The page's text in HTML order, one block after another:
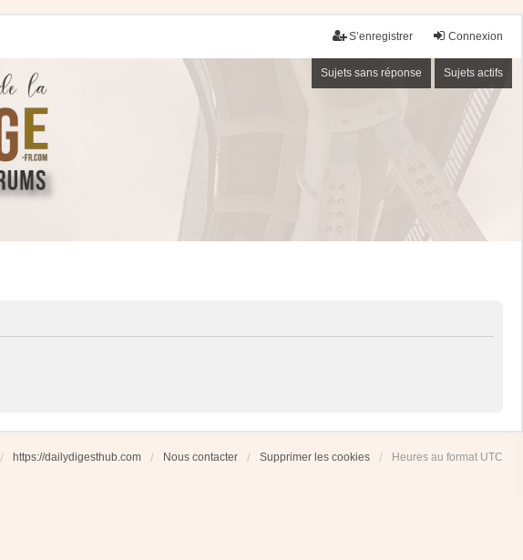
Connexion
S’enregistrer
Sujets sans réponse Sujets actifs
https://dailydigesthub.com Nous contacter Supprimer les cookies Heures au format UTC